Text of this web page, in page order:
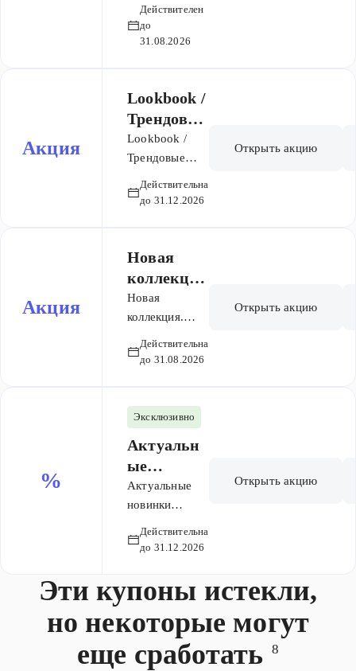
рублей по
проомокоду.
Действителен
до
31.08.2026
Акция
Lookbook /
Трендовые
коллекци
и сезона /
Новинки
и скидки
Lookbook /
Трендовые
сезона /
Действительна
до 31.12.2026
Открыть акцию
Акция
Новая
коллекция
. Весна-
лето 2026
Новая
коллекция.
2026
Действительна
до 31.08.2026
Открыть акцию
%
Эксклюзивно
Актуальн
ые
новинки
сезона
Актуальные
новинки
Действительна
до 31.12.2026
Открыть акцию
Эти купоны истекли,
но некоторые могут
еще сработать
8